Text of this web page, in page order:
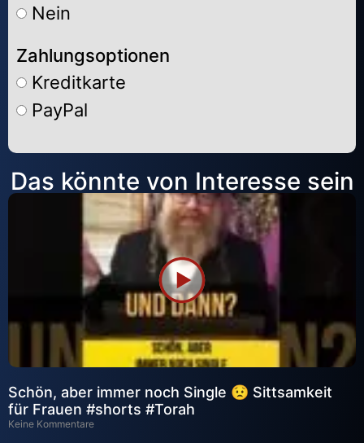
Nein
Zahlungsoptionen
Kreditkarte
PayPal
Alternative:
Das könnte von Interesse sein
Schön, aber immer noch Single 😟 Sittsamkeit
für Frauen #shorts #Torah
Keine Kommentare